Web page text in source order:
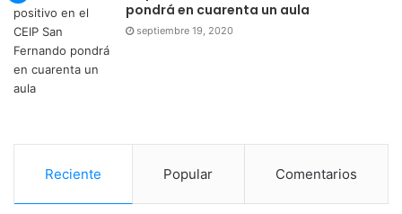
pondrá en cuarenta un aula
septiembre 19, 2020
Reciente Popular Comentarios